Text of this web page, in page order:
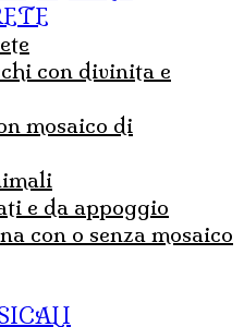
e da appoggio